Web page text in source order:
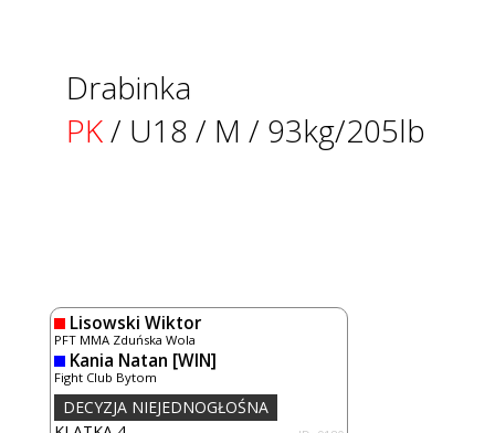
Drabinka
PK/ U18 / M / 93kg/205lb
Lisowski Wiktor
PFT MMA Zduńska Wola
Kania Natan [WIN]
Fight Club Bytom
DECYZJA NIEJEDNOGŁOŚNA